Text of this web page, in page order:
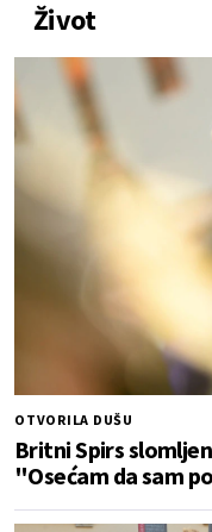
Život
OTVORILA DUŠU
Britni Spirs
"Osećam da sam